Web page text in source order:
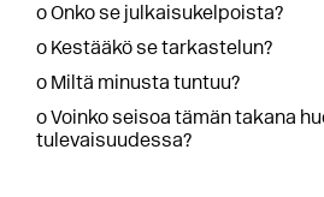
o Onko se julkaisukelpoista?
o Kestääkö se tarkastelun?
o Miltä minusta tuntuu?
o Voinko seisoa tämän takana
tulevaisuudessa?